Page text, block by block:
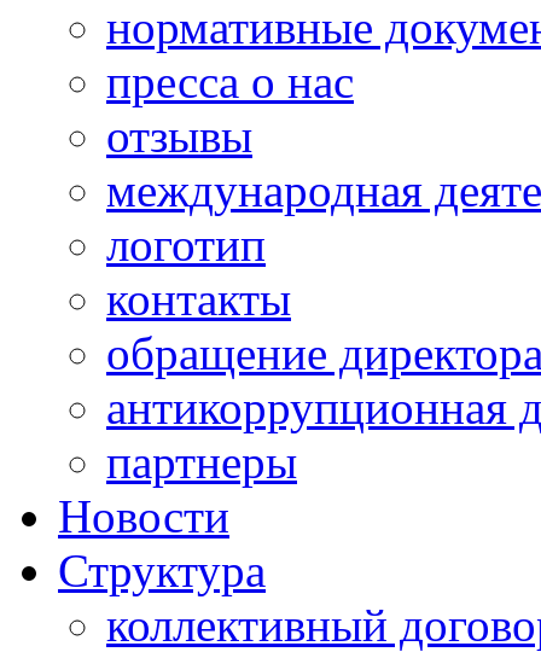
нормативные
пресса о нас
отзывы
международная
логотип
контакты
обращение
антикоррупционная
партнеры
Новости
Структура
коллективный